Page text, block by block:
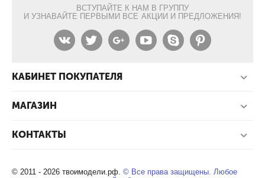
ВСТУПАЙТЕ К НАМ В ГРУППУ
И УЗНАВАЙТЕ ПЕРВЫМИ ВСЕ АКЦИИ И ПРЕДЛОЖЕНИЯ!
КАБИНЕТ ПОКУПАТЕЛЯ
МАГАЗИН
КОНТАКТЫ
© 2011 - 2026 твоимодели.рф.© Все права защищены. Любое